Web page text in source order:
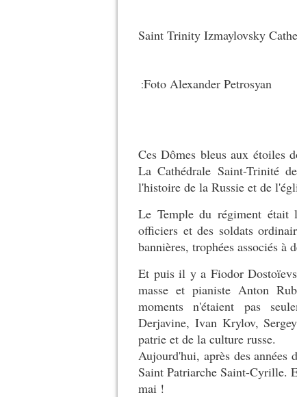
Saint Trinity Izmaylovsky
:Foto Alexander Petrosyan
Ces Dômes bleus aux étoiles
La Cathédrale Saint-Trinité
l'histoire de la Russie et de
Le Temple du régiment était
officiers et des soldats
bannières, trophées associés à
Et puis il y a Fiodor
masse et pianiste Anton
moments n'étaient pas
Derjavine, Ivan Krylov,
patrie et de la culture russe.
Aujourd'hui, après des années
Saint Patriarche Saint-Cyrille.
mai !